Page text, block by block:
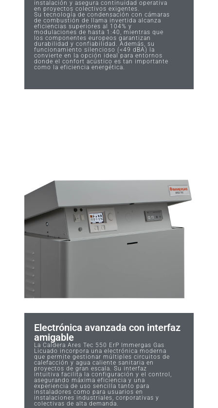
instalación y asegura continuidad operativa
en proyectos colectivos exigentes.
Su tecnología de condensación con cámaras
de combustión de llama invertida alcanza
eficiencias superiores al 104% y
modulaciones de hasta 1:40, mientras que
los componentes europeos garantizan
durabilidad y confiabilidad. Además, su
funcionamiento silencioso (<49 dBA) la
convierte en la opción ideal para entornos
donde el confort acústico es tan importante
como la eficiencia energética.
Electrónica avanzada con interfaz
amigable
La Caldera Ares Tec 550 ErP Immergas Gas
Licuado incorpora una electrónica moderna
que permite gestionar múltiples circuitos de
calefacción y agua caliente sanitaria en
proyectos de gran escala. Su interfaz
intuitiva facilita la configuración y el control,
asegurando máxima eficiencia y una
experiencia de uso sencilla tanto para
instaladores como para usuarios en
instalaciones industriales, corporativas y
colectivas de alta demanda.